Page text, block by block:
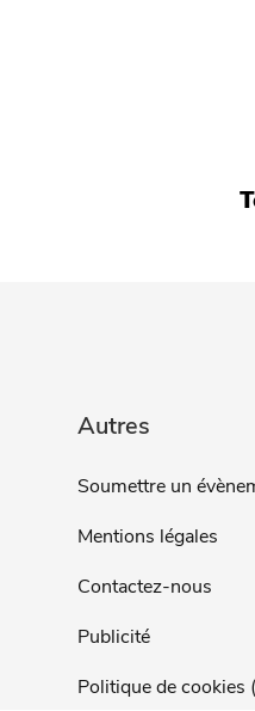
Autres
Soumettre un
Mentions légales
Contactez-nous
Publicité
Politique de cookies